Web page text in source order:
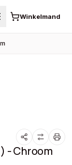
Winkelmand
- Chroom